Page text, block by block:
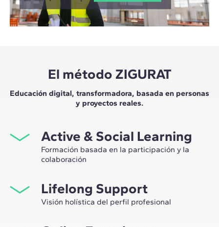
El método ZIGURAT
Educación digital, transformadora, basada en personas
y proyectos reales.
Active & Social Learning
Formación basada en la participación y la
colaboración
network profesional, sino tener la ocasión única de
participar en grupos de trabajo seleccionados,
Lifelong Support
Visión holística del perfil profesional